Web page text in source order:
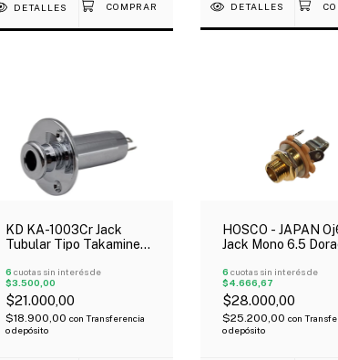
DETALLES DETALLES
KD KA-1003Cr Jack
Tubular Tipo Takamine
6 cuotas sin interés de
$3.500,00
$21.000,00
$18.900,00 con Transferencia
o depósito
HOSCO - JAPAN
Jack Mono 6.5
6 cuotas sin interés de
$4.666,67
$28.000,00
$25.200,00 con
o depósito